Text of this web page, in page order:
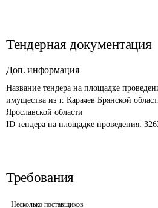
Тендерная документация
Доп. информация
Название тендера на площадке
имущества из г. Карачев Брянской
Ярославской области
ID тендера на площадке проведения:
Требования
Несколько поставщиков